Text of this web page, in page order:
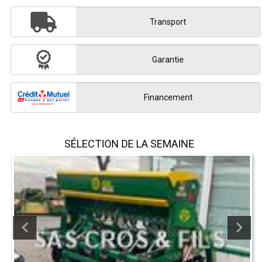
Transport
Garantie
Financement
SÉLECTION DE LA SEMAINE